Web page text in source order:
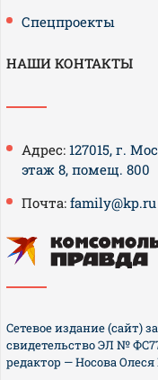
Спецпроекты
НАШИ КОНТАКТЫ
Адрес: 127015, г.
этаж 8, помещ. 800
Почта: family@kp.ru
Сетевое издание (сайт)
свидетельство ЭЛ №
редактор — Носова